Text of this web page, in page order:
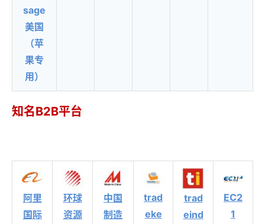
sage
美国
（苹
果专
用）
知名B2B平台
阿里
国际
环球
资源
中国
制造
trad
eke
trad
eind
EC2
1